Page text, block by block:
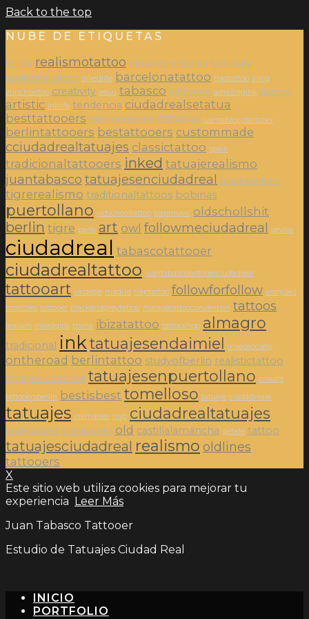
Back to the top
NUBE DE ETIQUETAS
follow realismotattoo tatuandoenberlin berlincity
traditionaltattoo inkedlife barcelonatattoo tradtattoo inkig
zurichtattoo creativity eeuu tabasco followme amazingink daimiel
artistic inklife tendencia ciudadrealsetatua
besttattooers tattooersberlin671346146 juantabascotattooer
berlintattooers bestattooers custommade
cciudadrealtatuajes classictattoo spain
tradicionaltattooers inked tatuajerealismo
juantabasco tatuajesenciudadreal blackworkers
tigrerealismo traditionaltattoos bobinas
puertollano oldschooltattoo trapmusic oldschollshit
berlin tigre parla art owl followmeciudadreal sevilla
ciudadreal tabascotattooer
ciudadrealtattoo juantabascotattooerciudadreal
tattooart valdepe madrid traptattoo followforfollow aranjuez
mostoles tattooer blackandgreytattoo malagatattooconvention tattoos
realism inkedgirls triana ibizatattoo tattooshop almagro
tradicional inktatuajesendaimiel inkedsociety
ontheroad berlintattoo studyofberlin realistictattoo
tatuajeciudadreal tatuajesenpuertollano crossfit
tattooersberlin
bestisbest tomelloso tatuaje ciudadreale
tatuajes inkmaster trap ciudadrealtatuajes
tradworkers blackworks old castillalamancha getafe tattoo
tatuajesciudadreal realismo oldlines
tattooers
X
Este sitio web utiliza cookies para mejorar tu
experiencia Leer Más
Juan Tabasco Tattooer
Estudio de Tatuajes Ciudad Real
INICIO
PORTFOLIO